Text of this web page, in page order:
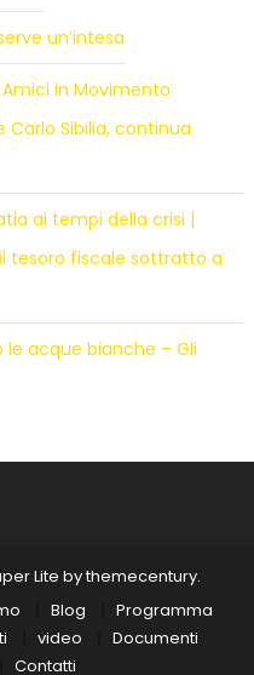
un’intesa
in Movimento
Carlo Sibilia, continua
ai tempi della crisi |
tesoro fiscale sottratto a
le acque bianche – Gli
Lite bythemecentury.
Blog
Programma
video
Documenti
Contatti